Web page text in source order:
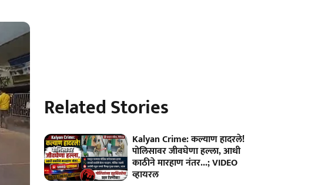
Related Stories
Kalyan Crime: कल्याण हादरले!
पोलिसावर जीवघेणा हल्ला, आधी
काठीने मारहाण नंतर...; VIDEO
व्हायरल